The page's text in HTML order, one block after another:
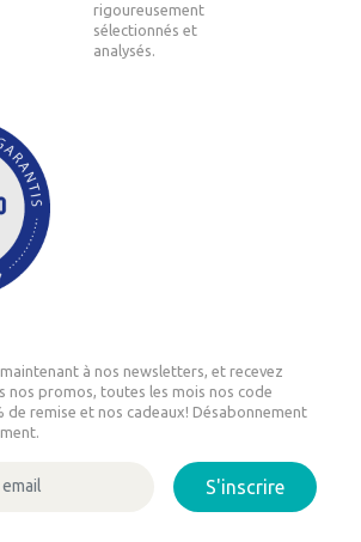
rigoureusement
sélectionnés et
analysés.
à nos newsletters, et recevez
nos promos, toutes les mois nos code
de remise et nos cadeaux! Désabonnement
S'inscrire